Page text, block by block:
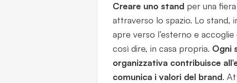
Creare uno standper una
attraverso lo spazio. Lo stand,
apre verso l’esterno e
così dire, in casa propria. Ogni
organizzativa contribuisce
comunica i valori del brand.